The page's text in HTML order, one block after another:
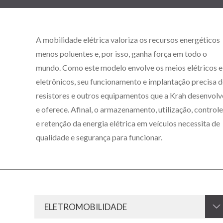
A mobilidade elétrica valoriza os recursos energéticos
menos poluentes e, por isso, ganha força em todo o
mundo. Como este modelo envolve os meios elétricos e
eletrônicos, seu funcionamento e implantação precisa
resistores e outros equipamentos que a Krah
e oferece. Afinal, o armazenamento, utilização, controle
e retenção da energia elétrica em veículos necessita de
qualidade e segurança para funcionar.